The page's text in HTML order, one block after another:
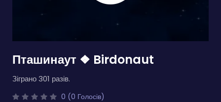
Пташинаут ❖ Birdonaut
Зіграно 301 разів.
0 (0 Голосів)